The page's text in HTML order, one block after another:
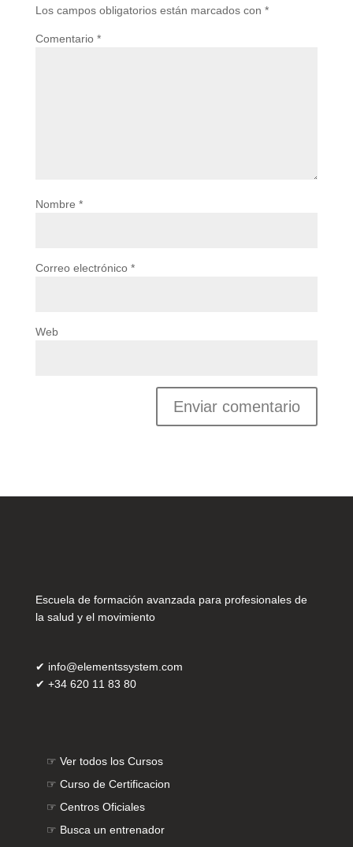
Los campos obligatorios están marcados con *
Comentario *
Nombre *
Correo electrónico *
Web
Escuela de formación avanzada para profesionales de
la salud y el movimiento
✔ info@elementssystem.com
✔ +34 620 11 83 80
☞ Ver todos los Cursos
☞ Curso de Certificacion
☞ Centros Oficiales
☞ Busca un entrenador